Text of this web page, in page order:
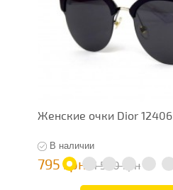
Женские очки Dior 12406
В наличии
795 грн 1 590 грн